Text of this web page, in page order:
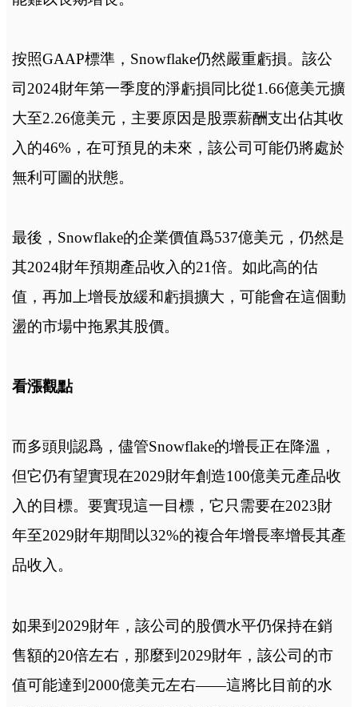
按照GAAP標準，Snowflake仍然嚴重虧損。該公
司2024財年第一季度的淨虧損同比從1.66億美元擴
大至2.26億美元，主要原因是股票薪酬支出佔其收
入的46%，在可預見的未來，該公司可能仍將處於
無利可圖的狀態。
最後，Snowflake的企業價值爲537億美元，仍然是
其2024財年預期產品收入的21倍。如此高的估
值，再加上增長放緩和虧損擴大，可能會在這個動
盪的市場中拖累其股價。
看漲觀點
而多頭則認爲，儘管Snowflake的增長正在降溫，
但它仍有望實現在2029財年創造100億美元產品收
入的目標。要實現這一目標，它只需要在2023財
年至2029財年期間以32%的複合年增長率增長其產
品收入。
如果到2029財年，該公司的股價水平仍保持在銷
售額的20倍左右，那麼到2029財年，該公司的市
值可能達到2000億美元左右——這將比目前的水